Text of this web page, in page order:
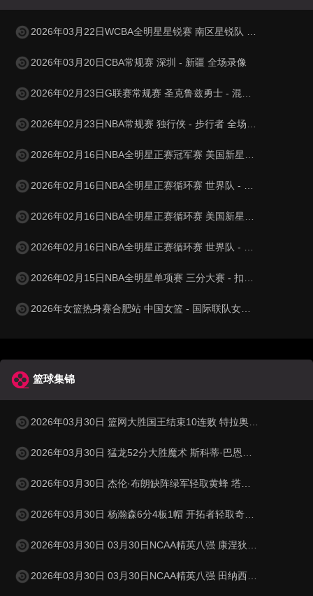
2026年03月22日WCBA全明星星锐赛 南区星锐队 - 北区星锐队 全场录像
2026年03月20日CBA常规赛 深圳 - 新疆 全场录像
2026年02月23日G联赛常规赛 圣克鲁兹勇士 - 混音 全场录像
2026年02月23日NBA常规赛 独行侠 - 步行者 全场录像
2026年02月16日NBA全明星正赛冠军赛 美国新星队 - 美国星条队 全场录像
2026年02月16日NBA全明星正赛循环赛 世界队 - 美国星条队 全场录像
2026年02月16日NBA全明星正赛循环赛 美国新星队 - 美国星条队 全场录像
2026年02月16日NBA全明星正赛循环赛 世界队 - 美国新星队 全场录像
2026年02月15日NBA全明星单项赛 三分大赛 - 扣篮大赛 全场录像
2026年女篮热身赛合肥站 中国女篮 - 国际联队女篮 全场录像
篮球集锦
2026年03月30日 篮网大胜国王结束10连败 特拉奥雷17+6 德文·卡特20+8
2026年03月30日 猛龙52分大胜魔术 斯科蒂·巴恩斯28分钟23+15 班凯罗14中3
2026年03月30日 杰伦·布朗缺阵绿军轻取黄蜂 塔图姆32+5+8 普理查德28+6+6
2026年03月30日 杨瀚森6分4板1帽 开拓者轻取奇才 阿夫迪亚20+7+5 卡马拉23+7
2026年03月30日 03月30日NCAA精英八强 康涅狄格73 - 72杜克 全场集锦
2026年03月30日 03月30日NCAA精英八强 田纳西大学62 - 95密歇根 全场集锦